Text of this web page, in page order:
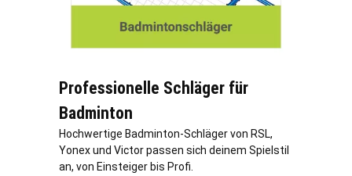
Professionelle Schläger für
Badminton
Hochwertige Badminton-Schläger von RSL,
Yonex und Victor passen sich deinem Spielstil
an, von Einsteiger bis Profi.